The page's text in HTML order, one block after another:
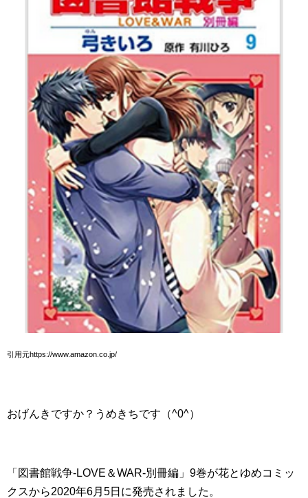
引用元https://www.amazon.co.jp/
おげんきですか？うめきちです（^0^）
「図書館戦争-LOVE＆WAR-別冊編」9巻が花とゆめコミッ
クスから2020年6月5日に発売されました。